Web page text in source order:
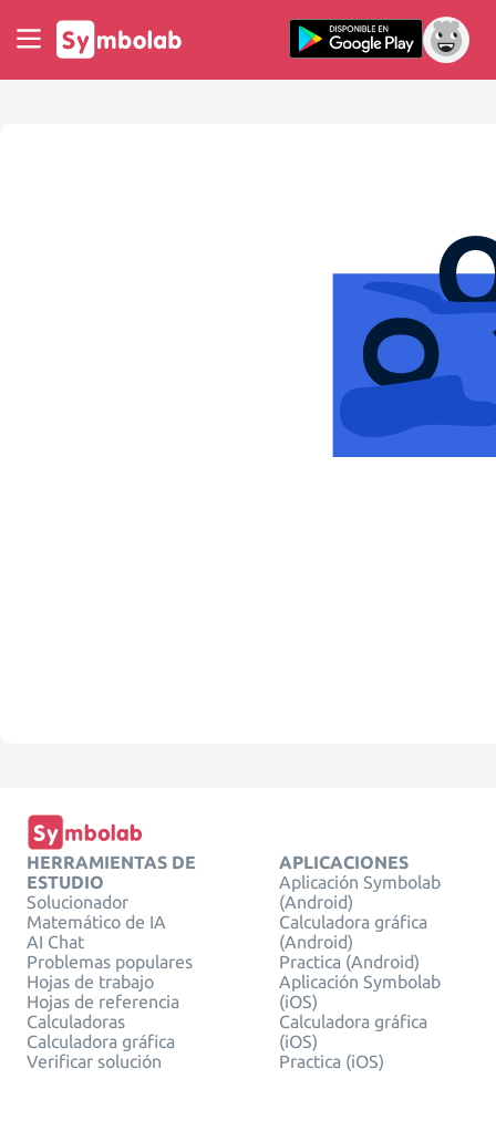
HERRAMIENTAS DE
ESTUDIO
Solucionador
Matemático de IA
AI Chat
Problemas populares
Hojas de trabajo
Hojas de referencia
Calculadoras
Calculadora gráfica
Verificar solución
APLICACIONES
Aplicación Symbolab
(Android)
Calculadora gráfica
(Android)
Practica (Android)
Aplicación Symbolab
(iOS)
Calculadora gráfica
(iOS)
Practica (iOS)